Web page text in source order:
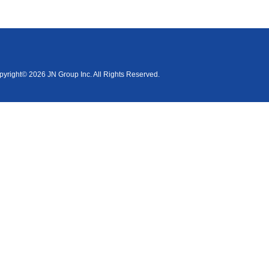
2026 JN Group Inc. All Rights Reserved.